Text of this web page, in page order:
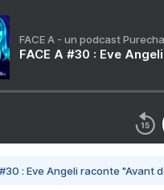
FACE A - un podcast
FACE A #30 : Eve
#30 : Eve Angeli raconte "Avant